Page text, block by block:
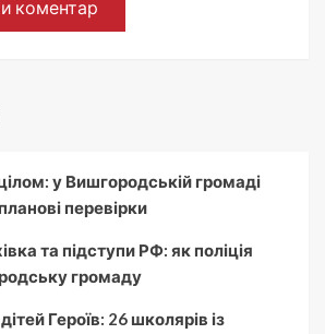
у Вишгородській громаді
перевірки
та підступи РФ: як поліція
громаду
Героїв: 26 школярів із